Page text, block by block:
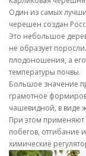
Один из самых
черешен создан
Это небольшое
не образует
плодоношения, а
температуры почвы.
Большое значение
грамотное
чашевидной, в виде
При этом
побегов, отгибание
химические